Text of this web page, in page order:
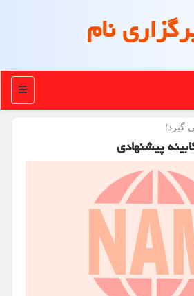
نام
منو
پیشنهادی